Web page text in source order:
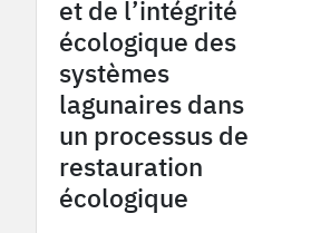
et de l’intégrité
écologique des
systèmes
lagunaires dans
un processus de
restauration
écologique